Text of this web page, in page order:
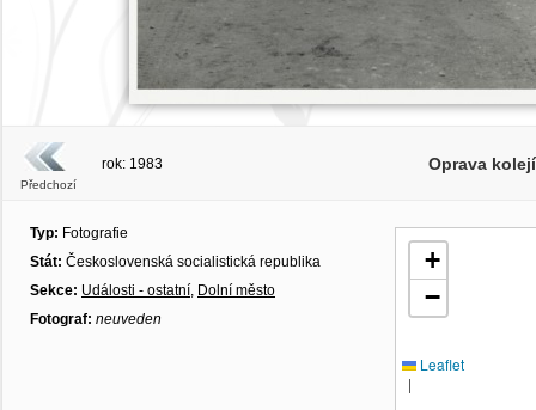
Předchozí
rok: 1983 Oprava
Typ: Fotografie
Stát: Československá socialistická republika
Sekce: Události - ostatní, Dolní město
Fotograf: neuveden
+
−
Leaflet
|